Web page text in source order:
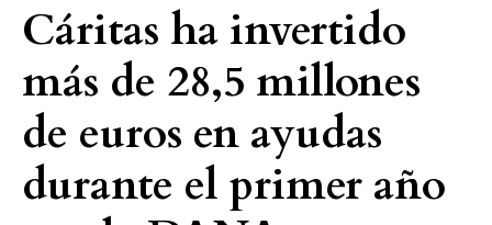
Cáritas ha invertido
más de 28,5 millones
de euros en ayudas
durante el primer año